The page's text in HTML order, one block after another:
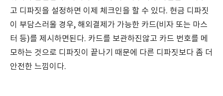
고 디파짓을 설정하면 이제 체크인을 할 수 있다. 현금 디파짓
이 부담스러울 경우, 해외결제가 가능한 카드(비자 또는 마스
터 등)를 제시하면된다. 카드를 보관하진않고 카드 번호를 메
모하는 것으로 디파짓이 끝나기 때문에 다른 디파짓보다 좀 더
안전한 느낌이다.